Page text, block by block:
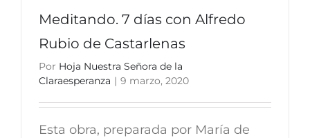
Meditando. 7 días con Alfredo
Rubio de Castarlenas
Por Hoja Nuestra Señora de la
Claraesperanza | 9 marzo, 2020
Esta obra, preparada por María de